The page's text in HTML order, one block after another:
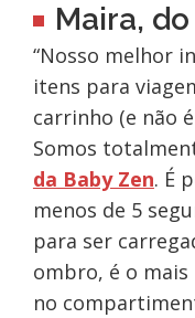
Maira,
“Nosso melhor
itens para
carrinho (e não
Somos
da Baby Zen. É
menos de 5
para ser
ombro, é o mais
no